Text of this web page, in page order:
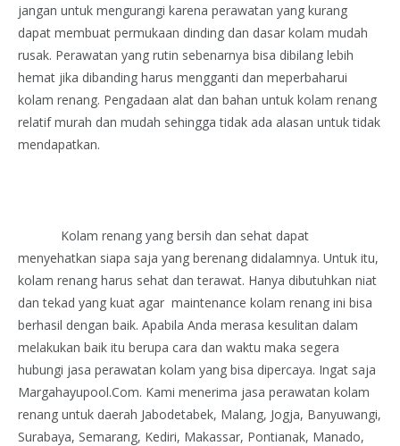
jangan untuk mengurangi karena perawatan yang kurang
dapat membuat permukaan dinding dan dasar kolam mudah
rusak. Perawatan yang rutin sebenarnya bisa dibilang lebih
hemat jika dibanding harus mengganti dan meperbaharui
kolam renang. Pengadaan alat dan bahan untuk kolam renang
relatif murah dan mudah sehingga tidak ada alasan untuk tidak
mendapatkan.
Kolam renang yang bersih dan sehat dapat
menyehatkan siapa saja yang berenang didalamnya. Untuk itu,
kolam renang harus sehat dan terawat. Hanya dibutuhkan niat
dan tekad yang kuat agar maintenance kolam renang ini bisa
berhasil dengan baik. Apabila Anda merasa kesulitan dalam
melakukan baik itu berupa cara dan waktu maka segera
hubungi jasa perawatan kolam yang bisa dipercaya. Ingat saja
Margahayupool.Com. Kami menerima jasa perawatan kolam
renang untuk daerah Jabodetabek, Malang, Jogja, Banyuwangi,
Surabaya, Semarang, Kediri, Makassar, Pontianak, Manado,